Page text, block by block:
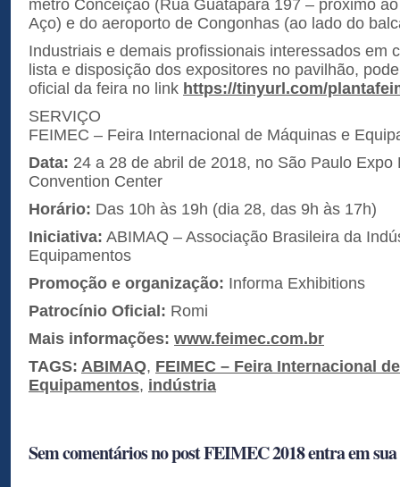
metro Conceição (Rua Guatapara 197 – próximo
Aço) e do aeroporto de Congonhas (ao lado do
Industriais e demais profissionais interessados em
lista e disposição dos expositores no pavilhão,
oficial da feira no link https://tinyurl.com/
SERVIÇO
FEIMEC – Feira Internacional de Máquinas e
Data: 24 a 28 de abril de 2018, no São Paulo Expo
Convention Center
Horário: Das 10h às 19h (dia 28, das 9h às 17h)
Iniciativa: ABIMAQ – Associação Brasileira da
Equipamentos
Promoção e organização: Informa Exhibitions
Patrocínio Oficial: Romi
Mais informações: www.feimec.com.br
TAGS: ABIMAQ, FEIMEC – Feira Internacional
Equipamentos, indústria
Sem comentários no post FEIMEC 2018 entra em